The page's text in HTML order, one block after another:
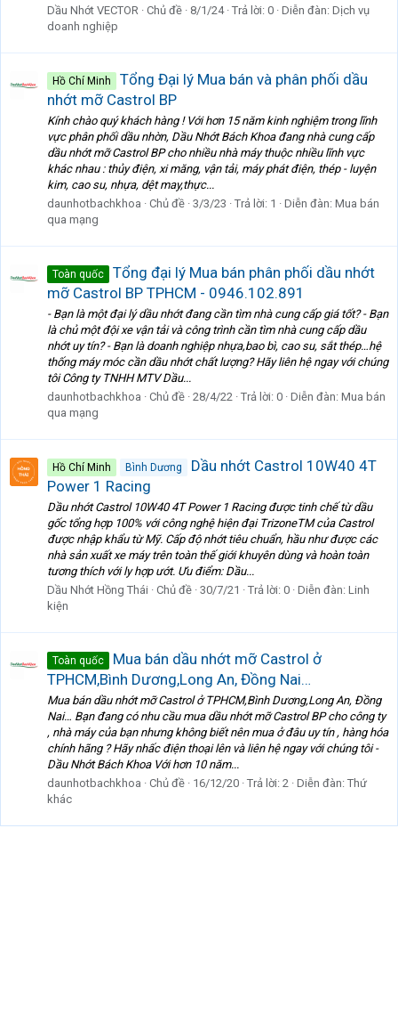
Dầu Nhớt VECTOR Chủ đề 8/1/24 Trả lời: 0 Diễn đàn: Dịch vụ
doanh nghiệp
Hồ Chí Minh
Tổng Đại lý Mua bán và phân phối dầu
nhớt mỡ Castrol BP
Kính chào quý khách hàng ! Với hơn 15 năm kinh nghiệm trong lĩnh
vực phân phối dầu nhờn, Dầu Nhớt Bách Khoa đang nhà cung cấp
dầu nhớt mỡ Castrol BP cho nhiều nhà máy thuộc nhiều lĩnh vực
khác nhau : thủy điện, xi măng, vận tải, máy phát điện, thép - luyện
kim, cao su, nhựa, dệt may,thực...
daunhotbachkhoa
Chủ đề 3/3/23 Trả lời: 1 Diễn đàn: Mua bán
qua mạng
Toàn quốc
Tổng đại lý Mua bán phân phối dầu nhớt
mỡ Castrol BP TPHCM - 0946.102.891
- Bạn là một đại lý dầu nhớt đang cần tìm nhà cung cấp giá tốt? - Bạn
là chủ một đội xe vận tải và công trình cần tìm nhà cung cấp dầu
nhớt uy tín? - Bạn là doanh nghiệp nhựa,bao bì, cao su, sắt thép…hệ
thống máy móc cần dầu nhớt chất lượng? Hãy liên hệ ngay với chúng
tôi Công ty TNHH MTV Dầu...
daunhotbachkhoa
Chủ đề 28/4/22 Trả lời: 0 Diễn đàn: Mua bán
qua mạng
Hồ Chí Minh Bình Dương
Dầu nhớt Castrol 10W40 4T
Power 1 Racing
Dầu nhớt Castrol 10W40 4T Power 1 Racing được tinh chế từ dầu
gốc tổng hợp 100% với công nghệ hiện đại TrizoneTM của Castrol
được nhập khẩu từ Mỹ. Cấp độ nhớt tiêu chuẩn, hầu như được các
nhà sản xuất xe máy trên toàn thế giới khuyên dùng và hoàn toàn
tương thích với ly hợp ướt. Ưu điểm: Dầu...
Dầu Nhớt Hồng Thái
Chủ đề 30/7/21 Trả lời: 0 Diễn đàn: Linh
kiện
Toàn quốc
Mua bán dầu nhớt mỡ Castrol ở
TPHCM,Bình Dương,Long An, Đồng Nai…
Mua bán dầu nhớt mỡ Castrol ở TPHCM,Bình Dương,Long An, Đồng
Nai… Bạn đang có nhu cầu mua dầu nhớt mỡ Castrol BP cho công ty
, nhà máy của bạn nhưng không biết nên mua ở đâu uy tín , hàng hóa
chính hãng ? Hãy nhấc điện thoại lên và liên hệ ngay với chúng tôi -
Dầu Nhớt Bách Khoa Với hơn 10 năm...
daunhotbachkhoa
Chủ đề 16/12/20 Trả lời: 2 Diễn đàn: Thứ
khác